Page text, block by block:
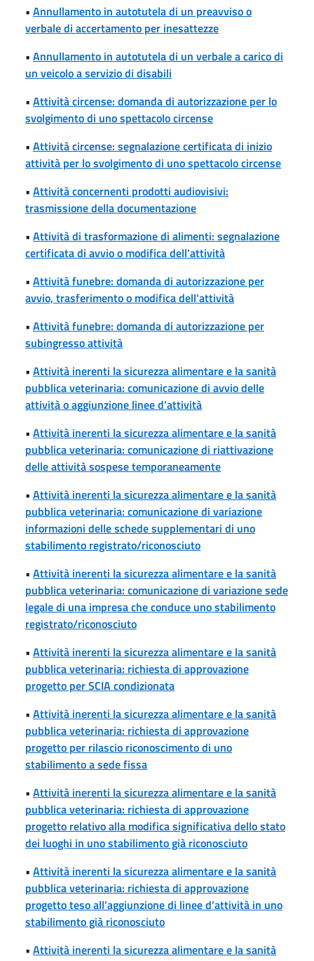
• Annullamento in autotutela di un preavviso o
verbale di accertamento per inesattezze
• Annullamento in autotutela di un verbale a carico di
un veicolo a servizio di disabili
• Attività circense: domanda di autorizzazione per lo
svolgimento di uno spettacolo circense
• Attività circense: segnalazione certificata di inizio
attività per lo svolgimento di uno spettacolo circense
• Attività concernenti prodotti audiovisivi:
trasmissione della documentazione
• Attività di trasformazione di alimenti: segnalazione
certificata di avvio o modifica dell'attività
• Attività funebre: domanda di autorizzazione per
avvio, trasferimento o modifica dell'attività
• Attività funebre: domanda di autorizzazione per
subingresso attività
• Attività inerenti la sicurezza alimentare e la sanità
pubblica veterinaria: comunicazione di avvio delle
attività o aggiunzione linee d’attività
• Attività inerenti la sicurezza alimentare e la sanità
pubblica veterinaria: comunicazione di riattivazione
delle attività sospese temporaneamente
• Attività inerenti la sicurezza alimentare e la sanità
pubblica veterinaria: comunicazione di variazione
informazioni delle schede supplementari di uno
stabilimento registrato/riconosciuto
• Attività inerenti la sicurezza alimentare e la sanità
pubblica veterinaria: comunicazione di variazione sede
legale di una impresa che conduce uno stabilimento
registrato/riconosciuto
• Attività inerenti la sicurezza alimentare e la sanità
pubblica veterinaria: richiesta di approvazione
progetto per SCIA condizionata
• Attività inerenti la sicurezza alimentare e la sanità
pubblica veterinaria: richiesta di approvazione
progetto per rilascio riconoscimento di uno
stabilimento a sede fissa
• Attività inerenti la sicurezza alimentare e la sanità
pubblica veterinaria: richiesta di approvazione
progetto relativo alla modifica significativa dello stato
dei luoghi in uno stabilimento già riconosciuto
• Attività inerenti la sicurezza alimentare e la sanità
pubblica veterinaria: richiesta di approvazione
progetto teso all’aggiunzione di linee d’attività in uno
stabilimento già riconosciuto
• Attività inerenti la sicurezza alimentare e la sanità